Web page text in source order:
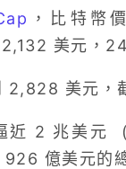
，比特幣
美元，
2,828 美元，
近 2 兆美元
926 億美元的